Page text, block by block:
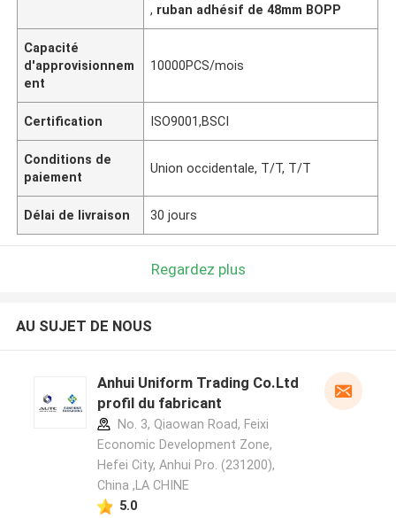
, ruban adhésif de 48mm BOPP
Capacité
d'approvisionnem
ent
10000PCS/mois
Certification ISO9001,BSCI
Conditions de
paiement
Union occidentale, T/T, T/T
Délai de livraison 30 jours
Regardez plus
AU SUJET DE NOUS
Anhui Uniform Trading Co.Ltd
profil du fabricant
No. 3, Qiaowan Road, Feixi
Economic Development Zone,
Hefei City, Anhui Pro. (231200),
China ,LA CHINE
5.0